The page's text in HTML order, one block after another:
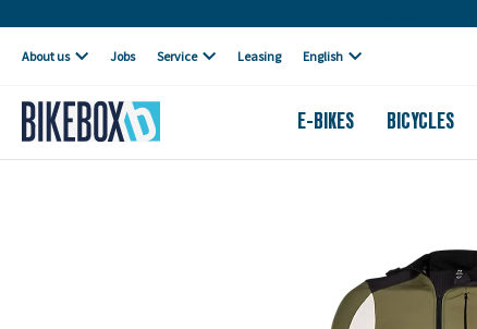
About us Jobs Service Leasing English
E-BIKES BICYCLES